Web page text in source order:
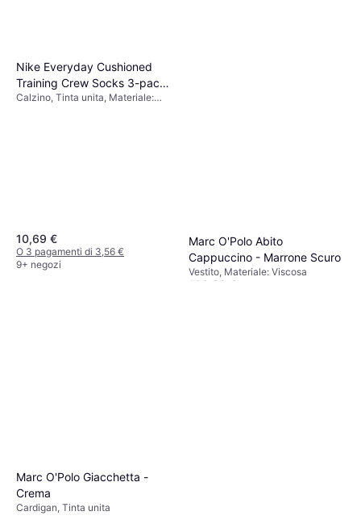
Nike Everyday Cushioned
Training Crew Socks 3-pack
- White/Black
Calzino, Tinta unita, Materiale:
10,69 €
O 3 pagamenti di 3,56 €
9+ negozi
Marc O'Polo Abito
Cappuccino - Marrone Scuro
Vestito, Materiale: Viscosa
106,99 €
Marc O'Polo Giacchetta -
Crema
Cardigan, Tinta unita